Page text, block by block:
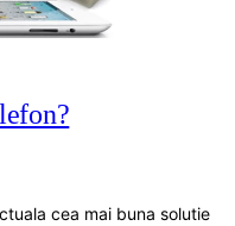
cea mai buna solutie